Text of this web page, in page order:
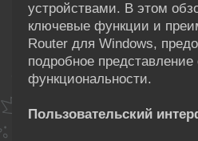
устройствами. В этом
ключевые функции и
Router для Windows,
подробное представление
функциональности.
Пользовательский